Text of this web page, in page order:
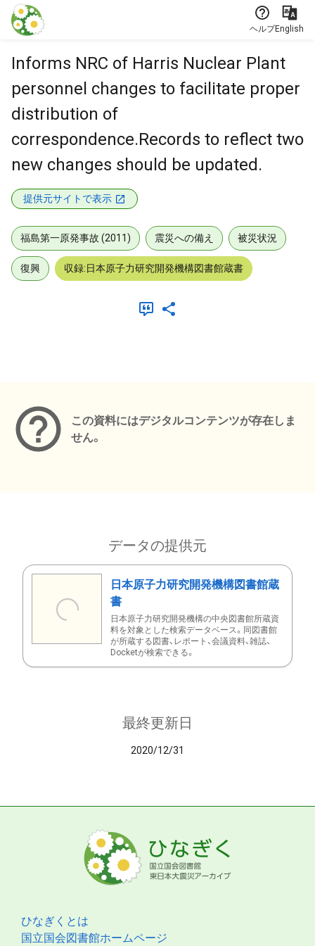
本文に飛ぶ
ヘルプEnglish
Informs NRC of Harris Nuclear Plant
personnel changes to facilitate proper
distribution of
correspondence.Records to reflect two
new changes should be updated.
提供元サイトで表示
福島第一原発事故 (2011) 震災への備え 被災状況
復興 収録:日本原子力研究開発機構図書館蔵書
この資料にはデジタルコンテンツが存在しま
せん。
データの提供元
日本原子力研究開発機構図書館蔵
書
日本原子力研究開発機構の中央図書館所蔵資
料を対象とした検索データベース。同図書館
が所蔵する図書、レポート、会議資料、雑誌、
Docketが検索できる。
最終更新日
2020/12/31
ひなぎくとは
国立国会図書館ホームページ